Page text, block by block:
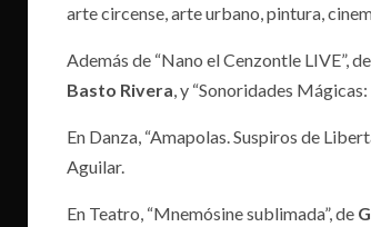
arte circense, arte urbano, pintura,
Además de “Nano el Cenzontle LIVE”, de
Basto Rivera, y “Sonoridades
En Danza, “Amapolas. Suspiros de
Aguilar.
En Teatro, “Mnemósine sublimada”, de